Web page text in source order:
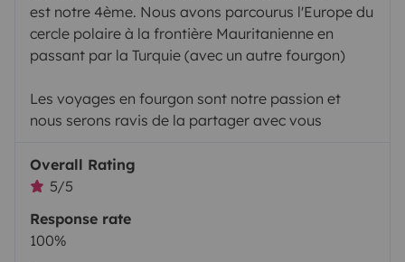
est notre 4ème. Nous avons parcourus l'Europe du
cercle polaire à la frontière Mauritanienne en
passant par la Turquie (avec un autre fourgon)
Les voyages en fourgon sont notre passion et
nous serons ravis de la partager avec vous
Overall Rating
5/5
Response rate
100%